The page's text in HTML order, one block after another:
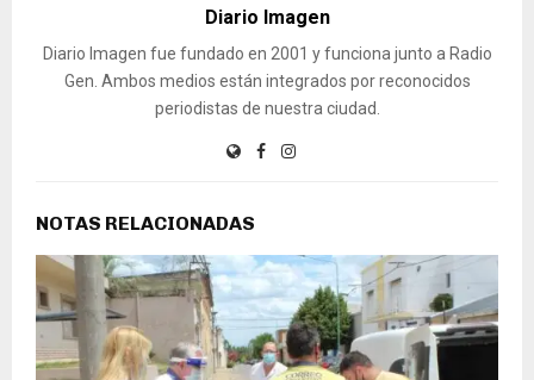
Diario Imagen
Diario Imagen fue fundado en 2001 y funciona junto a Radio
Gen. Ambos medios están integrados por reconocidos
periodistas de nuestra ciudad.
NOTAS RELACIONADAS